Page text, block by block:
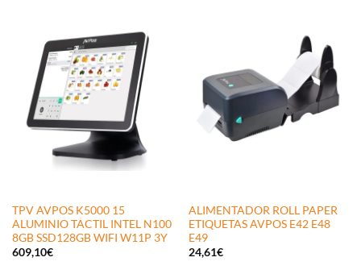
TPV AVPOS K5000 15
ALUMINIO TACTIL INTEL N100
8GB SSD128GB WIFI W11P 3Y
609,10€
ALIMENTADOR ROLL PAPER
ETIQUETAS AVPOS E42 E48
E49
24,61€